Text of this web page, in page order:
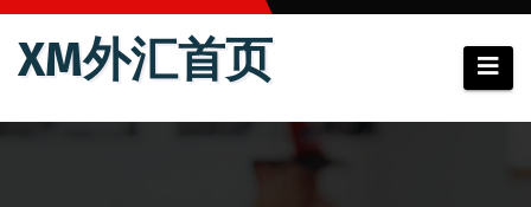
跳
XM外汇首页